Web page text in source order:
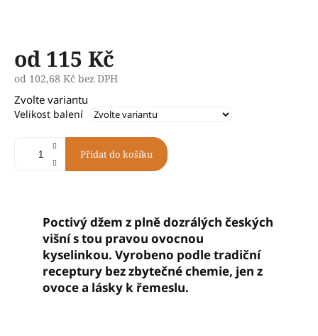
od 115 Kč
od 102,68 Kč bez DPH
Měrná
cena:
Zvolte variantu
Velikost balení
Přidat do košíku
Poctivý džem z plně dozrálých českých
višní s tou pravou ovocnou
kyselinkou. Vyrobeno podle tradiční
receptury bez zbytečné chemie, jen z
ovoce a lásky k řemeslu.